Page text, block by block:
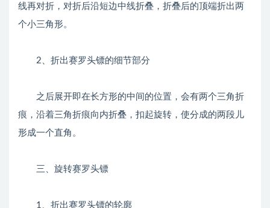
线再对折，对折后沿短边中线折叠，折叠后的顶端折出两
个小三角形。
2、折出赛罗头镖的细节部分
之后展开即在长方形的中间的位置，会有两个三角折
痕，沿着三角折痕向内折叠，扣起旋转，使分成的两段儿
形成一个直角。
三、旋转赛罗头镖
1、折出赛罗头镖的轮廓